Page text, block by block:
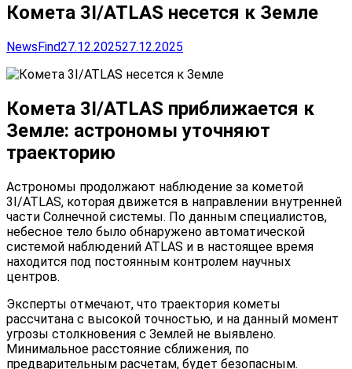
Комета 3I/ATLAS несется к Земле
NewsFind27.12.202527.12.2025
Комета 3I/ATLAS приближается к
Земле: астрономы уточняют
траекторию
Астрономы продолжают наблюдение за кометой
3I/ATLAS, которая движется в направлении внутренней
части Солнечной системы. По данным специалистов,
небесное тело было обнаружено автоматической
системой наблюдений ATLAS и в настоящее время
находится под постоянным контролем научных
центров.
Эксперты отмечают, что траектория кометы
рассчитана с высокой точностью, и на данный момент
угрозы столкновения с Землей не выявлено.
Минимальное расстояние сближения, по
предварительным расчетам, будет безопасным.